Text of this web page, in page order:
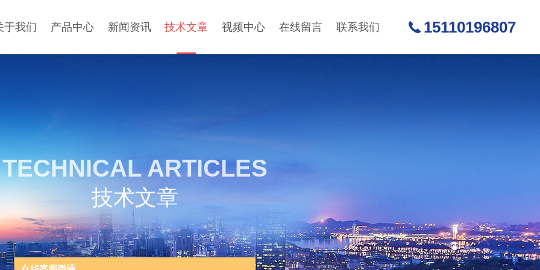
于我们 产品中心 新闻资讯 技术文章 视频中心 在线留言 联系我们 15110196807
TECHNICAL ARTICLES
技术文章